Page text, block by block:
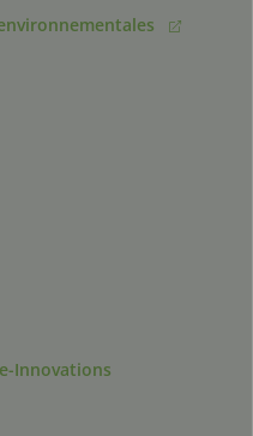
Innovations